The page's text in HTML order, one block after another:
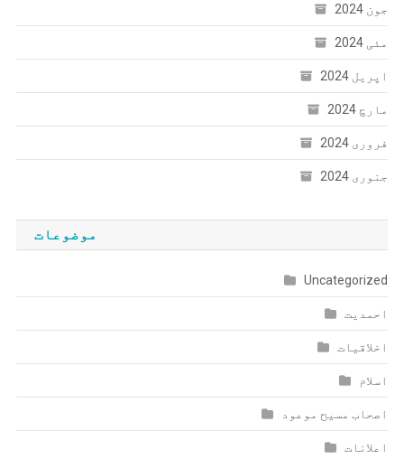
جون 2024
مئی 2024
اپریل 2024
مارچ 2024
فروری 2024
جنوری 2024
موضوعات
Uncategorized
احمدیت
اخلاقیات
اسلام
اصحاب مسیح موعود
اعلانات